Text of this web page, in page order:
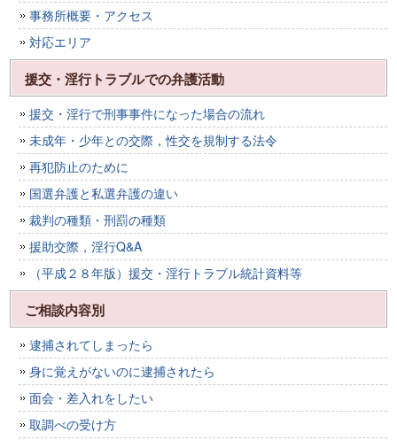
事務所概要・アクセス
対応エリア
援交・淫行トラブルでの弁護活動
援交・淫行で刑事事件になった場合の流れ
未成年・少年との交際，性交を規制する法令
再犯防止のために
国選弁護と私選弁護の違い
裁判の種類・刑罰の種類
援助交際，淫行Q&A
（平成２８年版）援交・淫行トラブル統計資料等
ご相談内容別
逮捕されてしまったら
身に覚えがないのに逮捕されたら
面会・差入れをしたい
取調べの受け方